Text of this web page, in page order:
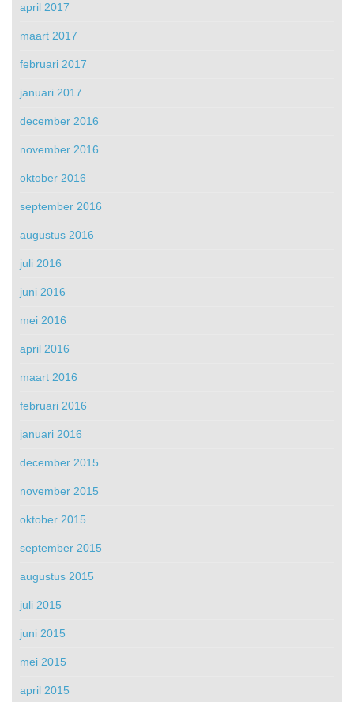
april 2017
maart 2017
februari 2017
januari 2017
december 2016
november 2016
oktober 2016
september 2016
augustus 2016
juli 2016
juni 2016
mei 2016
april 2016
maart 2016
februari 2016
januari 2016
december 2015
november 2015
oktober 2015
september 2015
augustus 2015
juli 2015
juni 2015
mei 2015
april 2015